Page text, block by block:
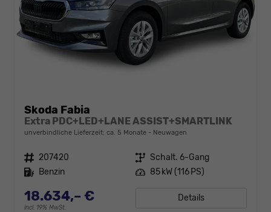
Skoda Fabia
Extra PDC+LED+LANE ASSIST+SMARTLINK
unverbindliche Lieferzeit: ca. 5 Monate Neuwagen
Fahrzeugnr. 207420 Getriebe Schalt. 6-Gang
Kraftstoff Benzin Leistung 85 kW (116 PS)
18.634,– €
incl. 19% MwSt.
Details